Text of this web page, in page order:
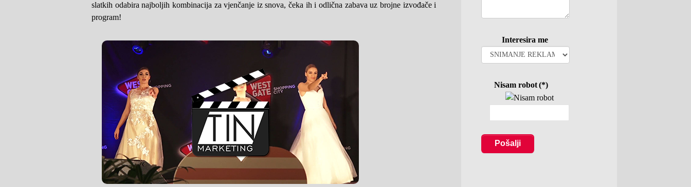
slatkih odabira najboljih kombinacija za vjenčanje iz snova, čeka ih i odlična zabava uz brojne izvođače i
program!
Interesira me
Nisam robot(*)
Pošalji